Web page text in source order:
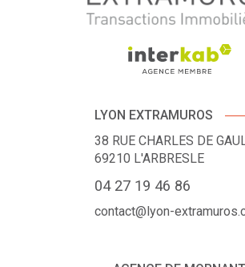
LYON EXTRAMUROS
38 RUE CHARLES DE
69210 L'ARBRESLE
04 27 19 46 86
contact@lyon-